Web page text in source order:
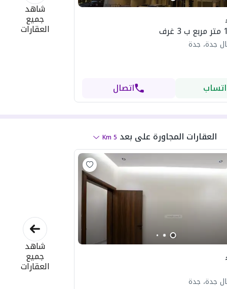
جدة، جدة
اتصال
شاهد
جميع
العقارات
العقارات المجاورة على بعد 5
Km
جدة، جدة
شاهد
جميع
العقارات